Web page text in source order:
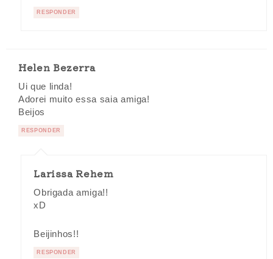
RESPONDER
Helen Bezerra
Ui que linda!
Adorei muito essa saia amiga!
Beijos
RESPONDER
Larissa Rehem
Obrigada amiga!!
xD
Beijinhos!!
RESPONDER